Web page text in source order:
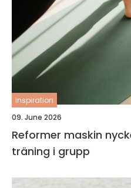
inspiration
09. June 2026
Reformer maskin nyckeln till effektiv, modern
träning i grupp